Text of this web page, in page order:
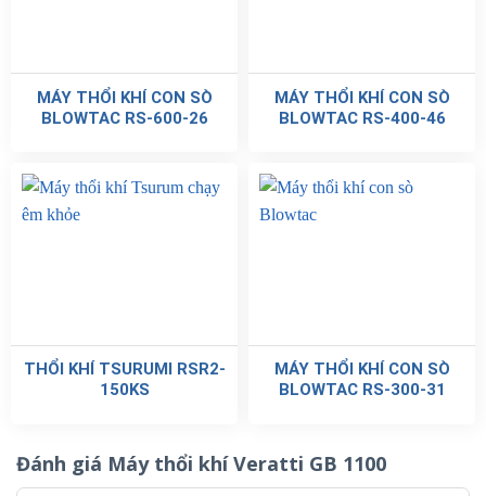
MÁY THỔI KHÍ CON SÒ
BLOWTAC RS-600-26
MÁY THỔI KHÍ CON SÒ
BLOWTAC RS-400-46
THỔI KHÍ TSURUMI RSR2-
150KS
MÁY THỔI KHÍ CON SÒ
BLOWTAC RS-300-31
Đánh giá Máy thổi khí Veratti GB 1100